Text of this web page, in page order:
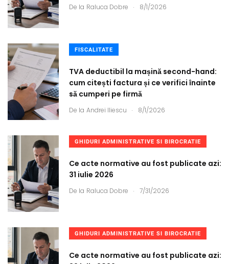
De la Raluca Dobre . 8/1/2026
FISCALITATE
TVA deductibil la mașină second-hand:
cum citești factura și ce verifici înainte
să cumperi pe firmă
De la Andrei Iliescu . 8/1/2026
GHIDURI ADMINISTRATIVE SI BIROCRATIE
Ce acte normative au fost publicate azi:
31 iulie 2026
De la Raluca Dobre . 7/31/2026
GHIDURI ADMINISTRATIVE SI BIROCRATIE
Ce acte normative au fost publicate azi: